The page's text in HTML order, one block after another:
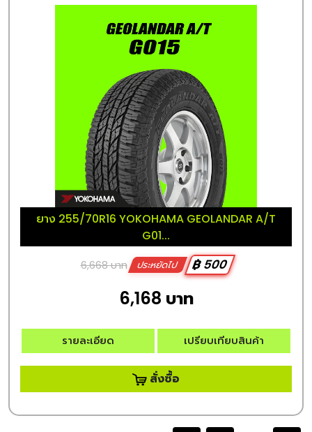
ยาง 255/70R16 YOKOHAMA GEOLANDAR A/T
G01...
6,668 บาท ประหยัดไป ฿ 500
6,168 บาท
รายละเอียด เปรียบเทียบสินค้า
สั่งซื้อ